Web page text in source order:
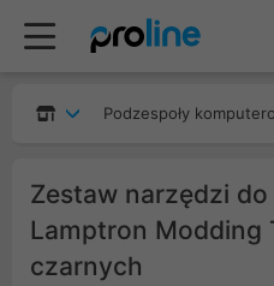
Podzespoły
Zestaw narzędzi
Lamptron Modding
czarnych